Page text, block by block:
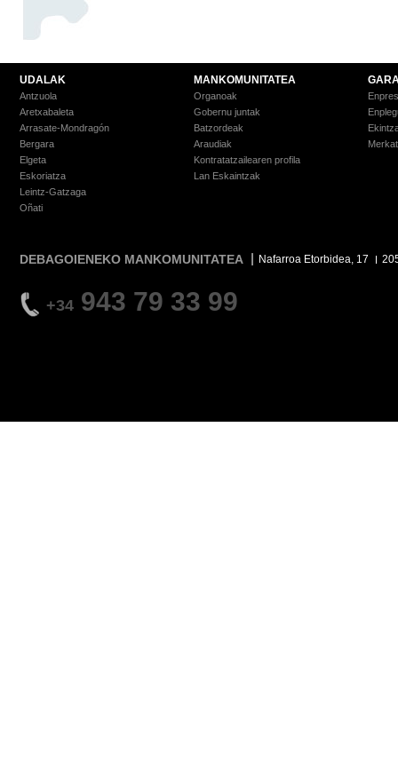
UDALAK
Antzuola
Aretxabaleta
Arrasate-Mondragón
Bergara
Elgeta
Eskoriatza
Leintz-Gatzaga
Oñati
MANKOMUNITATEA
Organoak
Gobernu juntak
Batzordeak
Araudiak
Kontratatzailearen profila
Lan Eskaintzak
DEBAGOIENEKO MANKOMUNITATEA Nafarroa Etorbidea, 17
+34 943 79 33 99